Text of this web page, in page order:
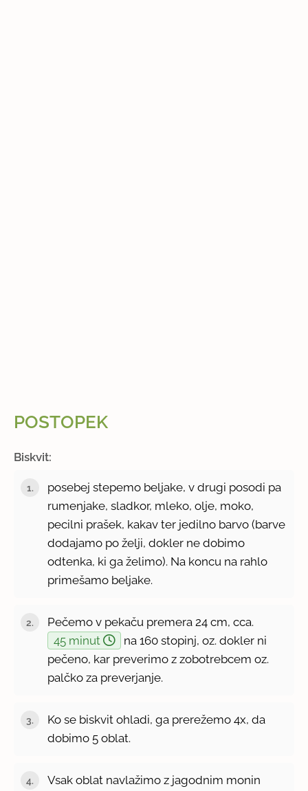
POSTOPEK
Biskvit:
posebej stepemo beljake, v drugi posodi pa
rumenjake, sladkor, mleko, olje, moko,
pecilni prašek, kakav ter jedilno barvo (barve
dodajamo po želji, dokler ne dobimo
odtenka, ki ga želimo). Na koncu na rahlo
primešamo beljake.
Pečemo v pekaču premera 24 cm, cca.
45 minut
na 160 stopinj, oz. dokler ni
pečeno, kar preverimo z zobotrebcem oz.
palčko za preverjanje.
Ko se biskvit ohladi, ga prerežemo 4x, da
dobimo 5 oblat.
Vsak oblat navlažimo z jagodnim monin